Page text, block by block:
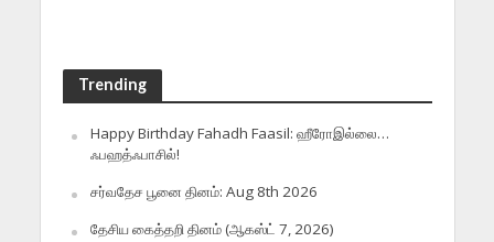
Trending
Happy Birthday Fahadh Faasil: ஹீரோஇல்லை…
ஃபஹத்ஃபாசில்!
சர்வதேச பூனை தினம்: Aug 8th 2026
தேசிய கைத்தறி தினம் (ஆகஸ்ட் 7, 2026)